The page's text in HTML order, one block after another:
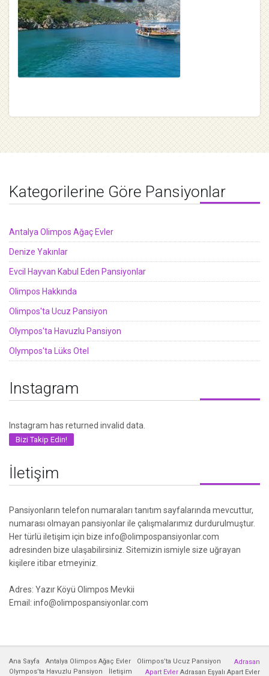
Kategorilerine Göre Pansiyonlar
Antalya Olimpos Ağaç Evler
Denize Yakınlar
Evcil Hayvan Kabul Eden Pansiyonlar
Olimpos Hakkında
Olimpos'ta Ucuz Pansiyon
Olympos'ta Havuzlu Pansiyon
Olympos'ta Lüks Otel
Instagram
Instagram has returned invalid data.
Bizi Takip Edin!
İletişim
Pansiyonların telefon numaraları tanıtım sayfalarında mevcuttur,
numarası olmayan pansiyonlar ile çalışmalarımız durdurulmuştur.
Her türlü iletişim için bize info@olimpospansiyonlar.com
adresinden bize ulaşabilirsiniz. Sitemizin ismiyle size uğrayan
kişilere itibar etmeyiniz.
Adres: Yazır Köyü Olimpos Mevkii
Email: info@olimpospansiyonlar.com
Ana Sayfa Antalya Olimpos Ağaç Evler
Olimpos’ta Ucuz Pansiyon
Olympos’ta Havuzlu Pansiyon
İletişim
Adrasan
Apart Evler Adrasan Eşyalı Apart Evler